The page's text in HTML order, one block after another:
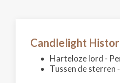
Candlelight
Harteloze lord -
Tussen de sterren